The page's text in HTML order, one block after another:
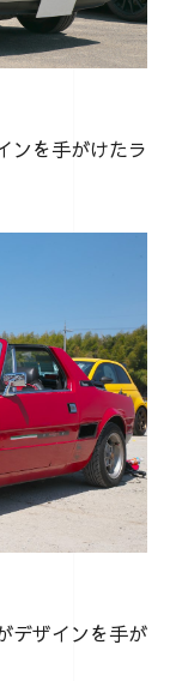
ンを手がけたラ
デザインを手が